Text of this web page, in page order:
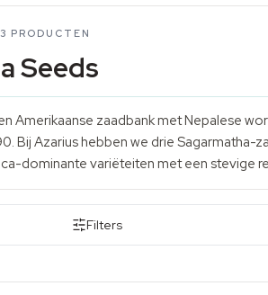
3 PRODUCTEN
Seeds
Amerikaanse zaadbank met Nepalese
Bij Azarius hebben we drie
dominante variëteiten met een stevige
Filters